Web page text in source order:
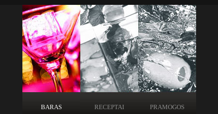
BARAS RECEPTAI PRAMOGOS